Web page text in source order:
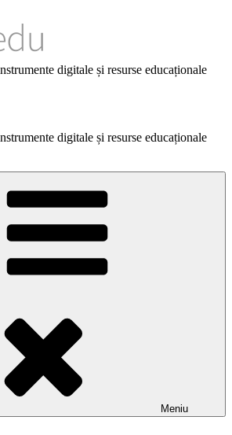
digitale și resurse educaționale
digitale și resurse educaționale
Meniu